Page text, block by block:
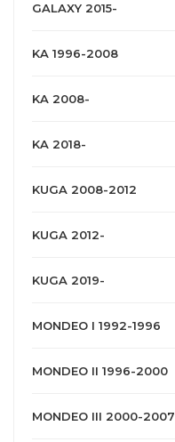
GALAXY 2015-
KA 1996-2008
KA 2008-
KA 2018-
KUGA 2008-2012
KUGA 2012-
KUGA 2019-
MONDEO I 1992-1996
MONDEO II 1996-2000
MONDEO III 2000-2007